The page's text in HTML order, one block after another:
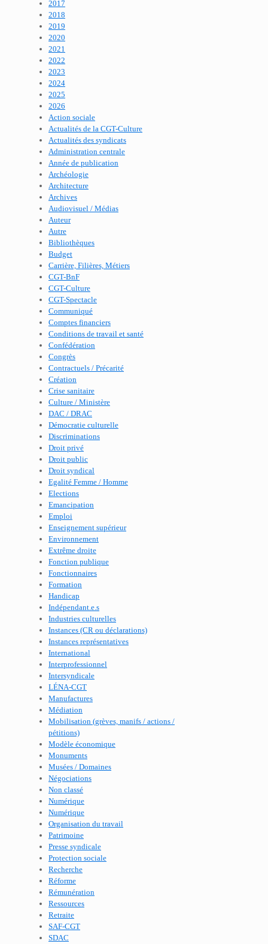
2017
2018
2019
2020
2021
2022
2023
2024
2025
2026
Action sociale
Actualités de la CGT-Culture
Actualités des syndicats
Administration centrale
Année de publication
Archéologie
Architecture
Archives
Audiovisuel / Médias
Auteur
Autre
Bibliothèques
Budget
Carrière, Filières, Métiers
CGT-BnF
CGT-Culture
CGT-Spectacle
Communiqué
Comptes financiers
Conditions de travail et santé
Confédération
Congrès
Contractuels / Précarité
Création
Crise sanitaire
Culture / Ministère
DAC / DRAC
Démocratie culturelle
Discriminations
Droit privé
Droit public
Droit syndical
Egalité Femme / Homme
Elections
Emancipation
Emploi
Enseignement supérieur
Environnement
Extrême droite
Fonction publique
Fonctionnaires
Formation
Handicap
Indépendant.e.s
Industries culturelles
Instances (CR ou déclarations)
Instances représentatives
International
Interprofessionnel
Intersyndicale
LÉNA-CGT
Manufactures
Médiation
Mobilisation (grèves, manifs / actions /
pétitions)
Modèle économique
Monuments
Musées / Domaines
Négociations
Non classé
Numérique
Numérique
Organisation du travail
Patrimoine
Presse syndicale
Protection sociale
Recherche
Réforme
Rémunération
Ressources
Retraite
SAF-CGT
SDAC